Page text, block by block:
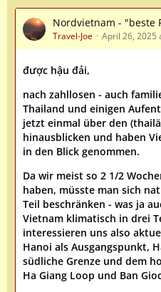
Nordvietnam - "beste
Travel-Joe April 26, 2025
được hậu đải,
nach zahllosen - auch
Thailand und einigen
jetzt einmal über den
hinausblicken und haben
in den Blick genommen.
Da wir meist so 2 1/2
haben, müsste man sich
Teil beschränken - was ja
Vietnam klimatisch in drei
interessieren uns also
Hanoi als Ausgangspunkt,
südliche Grenze und dem
Ha Giang Loop und Ban